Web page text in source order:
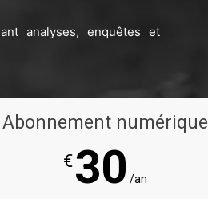
analyses, enquêtes et
Abonnement numérique
€30 /an